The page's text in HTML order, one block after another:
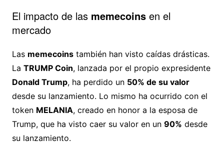
El impacto de las memecoinsen el
mercado
Las memecoinstambién han visto caídas drásticas.
La TRUMP Coin, lanzada por el propio expresidente
Donald Trump, ha perdido un 50% de su valor
desde su lanzamiento. Lo mismo ha ocurrido con el
token MELANIA, creado en honor a la esposa de
Trump, que ha visto caer su valor en un 90% desde
su lanzamiento.